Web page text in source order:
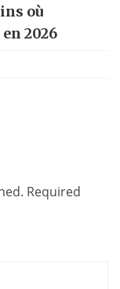
où
2026
Required